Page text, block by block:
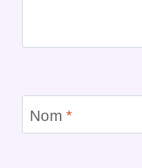
Nom*